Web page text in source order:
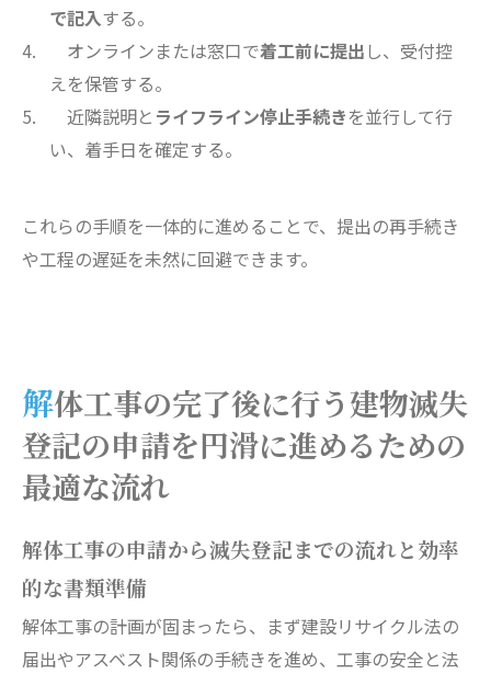
で記入する。
オンラインまたは窓口で着工前に提出 し、受付控
えを保管する。
近隣説明と ライフライン停止手続きを並行して行
い、着手日を確定する。
これらの手順を一体的に進めることで、提出の再手続き
や工程の遅延を未然に回避できます。
解体工事の完了後に行う建物滅失
登記の申請を円滑に進めるための
最適な流れ
解体工事の申請から滅失登記までの流れと効率
的な書類準備
解体工事の計画が固まったら、まず建設リサイクル法の
届出やアスベスト関係の手続きを進め、工事の安全と法